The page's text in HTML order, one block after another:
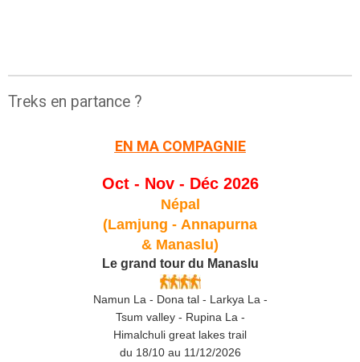
Treks en partance ?
EN MA COMPAGNIE
Oct - Nov - Déc 2026
Népal
(Lamjung - Annapurna
& Manaslu)
Le grand tour du Manaslu
Namun La - Dona tal - Larkya La -
Tsum valley - Rupina La -
Himalchuli great lakes trail
du 18/10 au 11/12/2026